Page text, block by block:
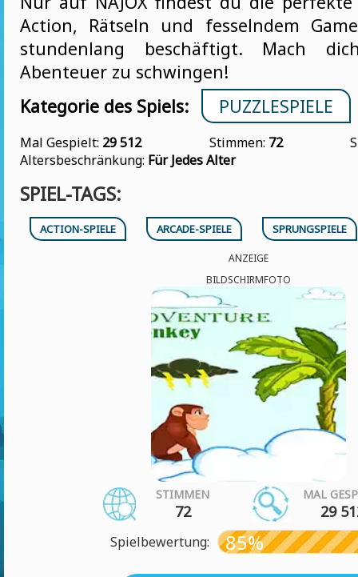
Action, Rätseln und fesselndem
stundenlang beschäftigt. Mach
Abenteuer zu schwingen!
Kategorie des Spiels:
PUZZLESPIELE
Mal Gespielt: 29 512 Stimmen: 72
Altersbeschränkung: Für Jedes Alter
SPIEL-TAGS:
ACTION-SPIELE ARCADE-SPIELE SPRUNGSPIELE
ANZEIGE
BILDSCHIRMFOTO
STIMMEN
72
MAL
29
Spielbewertung: 85%